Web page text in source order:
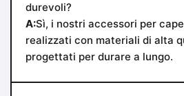
durevoli?
A:Sì, i nostri accessori per
realizzati con materiali di alta
progettati per durare a lungo.